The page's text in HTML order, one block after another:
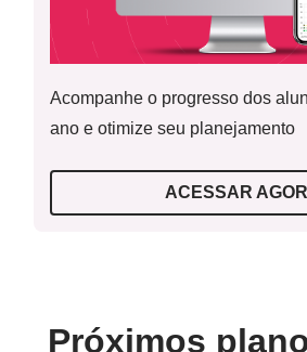
Acompanhe o progresso dos
ano e otimize seu planejamento
ACESSAR
Próximos